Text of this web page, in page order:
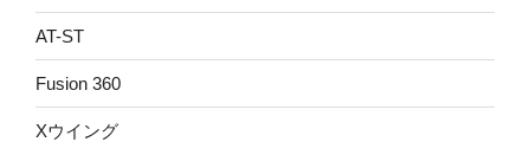
AT-ST
Fusion 360
Xウイング